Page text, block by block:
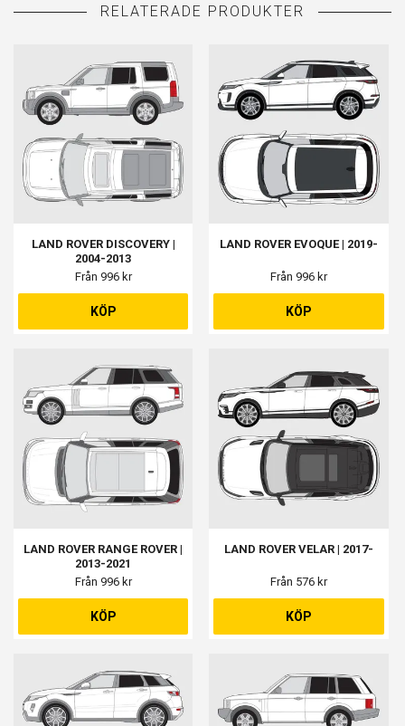
LAND ROVER DISCOVERY |
2004-2013
Från 996 kr
KÖP
LAND ROVER EVOQUE | 2019-
Från 996 kr
KÖP
LAND ROVER RANGE ROVER |
2013-2021
Från 996 kr
KÖP
LAND ROVER VELAR | 2017-
Från 576 kr
KÖP